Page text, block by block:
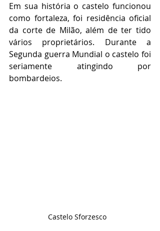
Em sua história o castelo funcionou
como fortaleza, foi residência oficial
da corte de Milão, além de ter tido
vários proprietários. Durante a
Segunda guerra Mundial o castelo foi
seriamente atingindo por
bombardeios.
Castelo Sforzesco